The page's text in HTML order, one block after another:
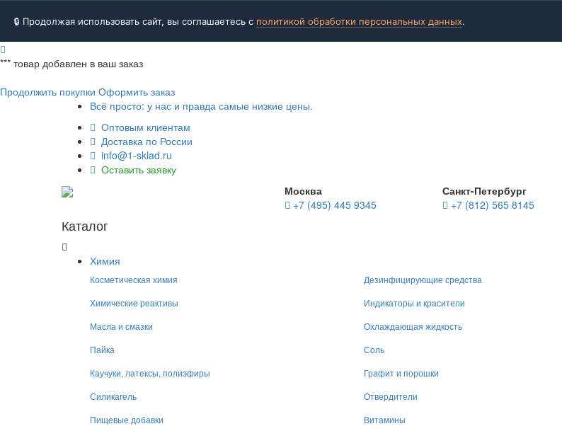
🔒 Продолжая использовать сайт, вы соглашаетесь с политикой обработки персональных данных.
*** товар добавлен в ваш заказ
Продолжить покупки Оформить заказ
Всё просто: у нас и правда самые низкие цены.
Оптовым клиентам
Доставка по России
info@1-sklad.ru
Оставить заявку
Москва
+7 (495) 445 9345
Санкт-Петербург
+7 (812) 565 8145
Каталог
Химия
Косметическая химия Дезинфицирующие средства
Химические реактивы
Индикаторы и красители
Масла и смазки
Охлаждающая жидкость
Пайка
Соль
Каучуки, латексы, полиэфиры
Графит и порошки
Силикагель
Отвердители
Пищевые добавки
Витамины